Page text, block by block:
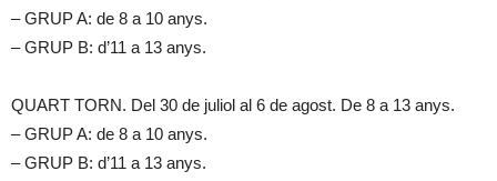
– GRUP A: de 8 a 10 anys.
– GRUP B: d’11 a 13 anys.
QUART TORN. Del 30 de juliol al 6 de agost. De 8 a 13 anys.
– GRUP A: de 8 a 10 anys.
– GRUP B: d’11 a 13 anys.